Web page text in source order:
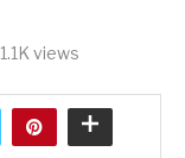
1.1K views